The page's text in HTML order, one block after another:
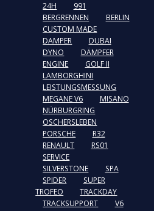
24H
991
BERGRENNEN
BERLIN
CUSTOM MADE
DAMPER
DUBAI
DYNO
DÄMPFER
ENGINE
GOLF II
LAMBORGHINI
LEISTUNGSMESSUNG
MEGANE V6
MISANO
NÜRBURGRING
OSCHERSLEBEN
PORSCHE
R32
RENAULT
RS01
SERVICE
SILVERSTONE
SPA
SPIDER
SUPER
TROFEO
TRACKDAY
TRACKSUPPORT
V6